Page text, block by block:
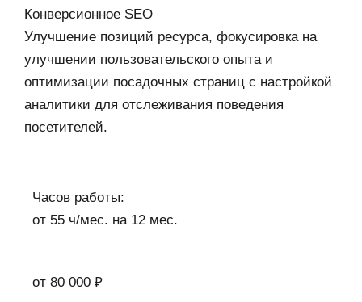
Конверсионное SEO
Улучшение позиций ресурса, фокусировка на
улучшении пользовательского опыта и
оптимизации посадочных страниц с настройкой
аналитики для отслеживания поведения
посетителей.
Часов работы:
от 55 ч/мес. на 12 мес.
от 80 000 ₽